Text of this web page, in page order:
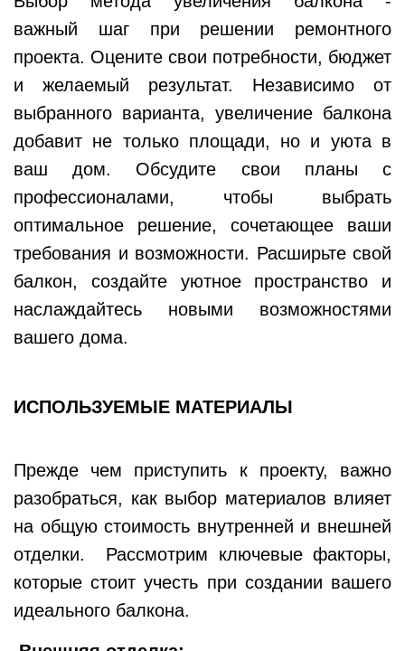
важный шаг при решении ремонтного
проекта. Оцените свои потребности, бюджет
и желаемый результат. Независимо от
выбранного варианта, увеличение балкона
добавит не только площади, но и уюта в
ваш дом. Обсудите свои планы с
профессионалами, чтобы выбрать
оптимальное решение, сочетающее ваши
требования и возможности. Расширьте свой
балкон, создайте уютное пространство и
наслаждайтесь новыми возможностями
вашего дома.
ИСПОЛЬЗУЕМЫЕ МАТЕРИАЛЫ
Прежде чем приступить к проекту, важно
разобраться, как выбор материалов влияет
на общую стоимость внутренней и внешней
отделки. Рассмотрим ключевые факторы,
которые стоит учесть при создании вашего
идеального балкона.